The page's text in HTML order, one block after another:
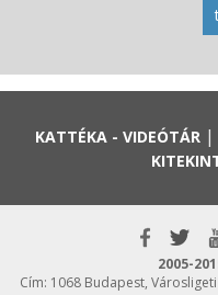
KATTÉKA - VIDEÓTÁR |
2005-
Cím: 1068 Budapest,